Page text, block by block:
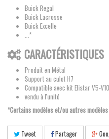
Buick Regal
Buick Lacrosse
Buick Excelle
...*
CARACTÉRISTIQUES
Produit en Métal
Support au culot H7
Compatible avec kit Elistar V5-V10
vendu à l'unité
*Certains modèles et/ou autres
Tweet Partager